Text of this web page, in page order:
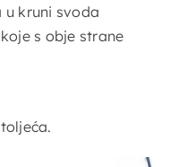
u kruni svoda
s obje strane